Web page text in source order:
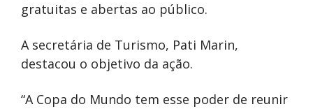
gratuitas e abertas ao público.
A secretária de Turismo, Pati Marin,
destacou o objetivo da ação.
“A Copa do Mundo tem esse poder de reunir